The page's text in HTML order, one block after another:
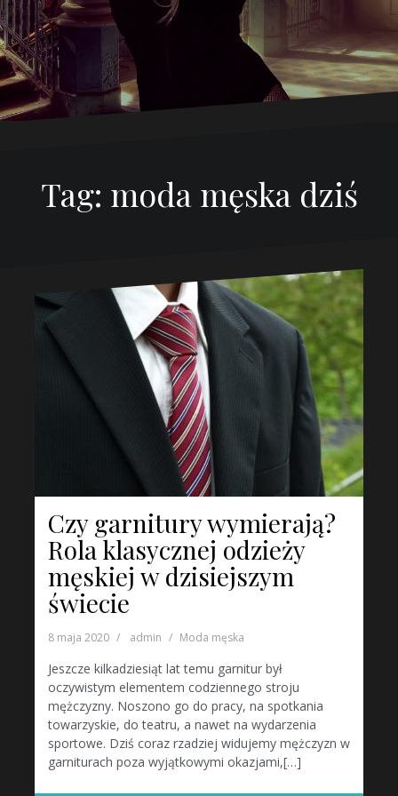
Tag: moda męska dziś
Czy garnitury wymierają?
Rola klasycznej odzieży
męskiej w dzisiejszym
świecie
8 maja 2020 admin Moda męska
Jeszcze kilkadziesiąt lat temu garnitur był
oczywistym elementem codziennego stroju
mężczyzny. Noszono go do pracy, na spotkania
towarzyskie, do teatru, a nawet na wydarzenia
sportowe. Dziś coraz rzadziej widujemy mężczyzn w
garniturach poza wyjątkowymi okazjami,[…]